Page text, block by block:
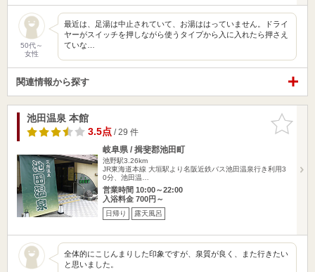
50代～
女性
最近は、足湯は中止されていて、お湯ははっていません。ドライ
ヤーがスイッチを押しながら使うタイプから入に入れたら押さえ
ていな…
関連情報から探す
お気に入
りに追加
池田温泉 本館
3.5点/ 29 件
岐阜県 / 揖斐郡池田町
池野駅3.26km
JR東海道本線 大垣駅より名阪近鉄バス池田温泉行き利用3
0分、池田温…
営業時間 10:00～22:00
入浴料金 700円～
日帰り 露天風呂
全体的にこじんまりした印象ですが、泉質が良く、また行きたい
と思いました。